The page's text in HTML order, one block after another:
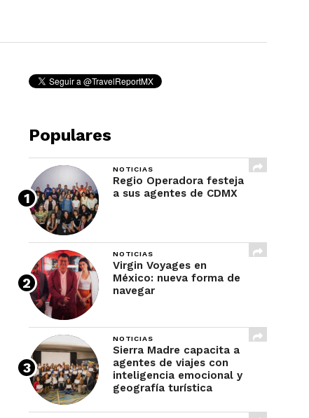
Populares
NOTICIAS
Regio Operadora festeja
a sus agentes de CDMX
NOTICIAS
Virgin Voyages en
México: nueva forma de
navegar
NOTICIAS
Sierra Madre capacita a
agentes de viajes con
inteligencia emocional y
geografía turística